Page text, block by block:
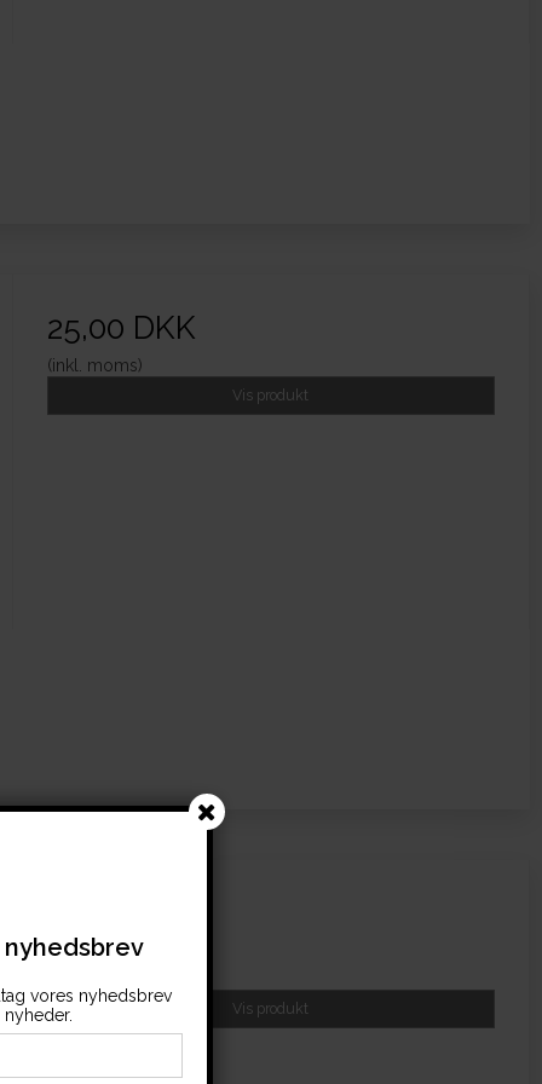
25,00 DKK
(inkl. moms)
Vis produkt
25,63 DKK
Vis produkt
vores nyhedsbrev